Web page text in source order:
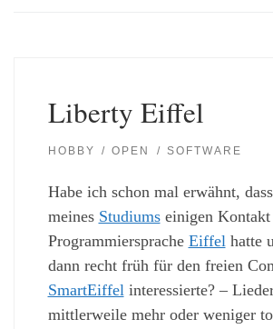
Liberty Eiffel
HOBBY OPEN SOFTWARE
Habe ich schon mal erwähnt,
meines Studiumseinigen Kontakt
Programmiersprache Eiffelhatte
dann recht früh für den freien
SmartEiffelinteressierte? –
mittlerweile mehr oder weniger